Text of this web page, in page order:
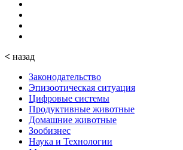
< назад
Законодательство
Эпизоотическая ситуация
Цифровые системы
Продуктивные животные
Домашние животные
Зообизнес
Наука и Технологии